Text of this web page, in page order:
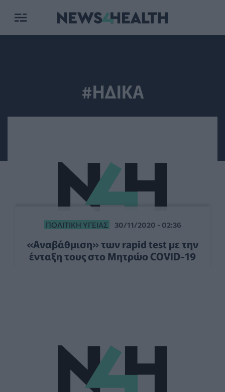
#ΗΔΙΚΑ
ΠΟΛΙΤΙΚΉ ΥΓΕΊΑΣ 30/11/2020 - 02:36
«Αναβάθμιση» των rapid test με την
ένταξη τους στο Μητρώο COVID-19